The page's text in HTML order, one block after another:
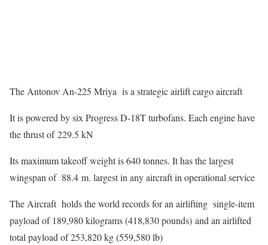
The Antonov An-225 Mriya is a strategic airlift cargo aircraft
It is powered by six Progress D-18T turbofans. Each engine have
the thrust of 229.5 kN
Its maximum takeoff weight is 640 tonnes. It has the largest
wingspan of 88.4 m. largest in any aircraft in operational service
The Aircraft holds the world records for an airlifting single-item
payload of 189,980 kilograms (418,830 pounds) and an airlifted
total payload of 253,820 kg (559,580 lb)